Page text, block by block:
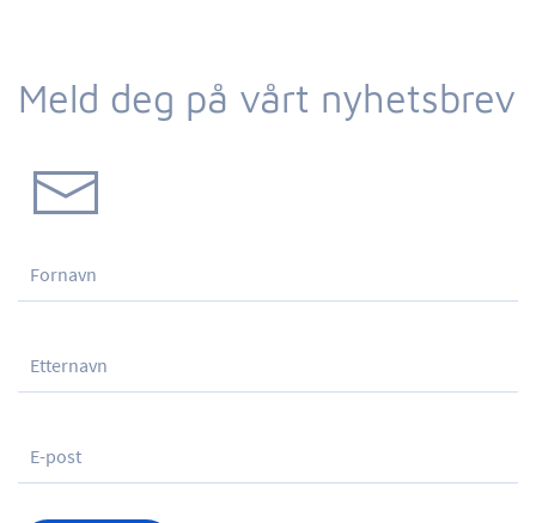
Meld deg på vårt nyhetsbrev